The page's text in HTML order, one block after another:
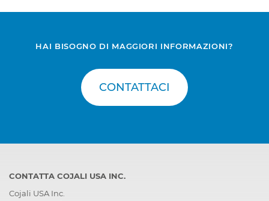
HAI BISOGNO DI MAGGIORI INFORMAZIONI?
CONTATTACI
CONTATTA COJALI USA INC.
Cojali USA Inc.